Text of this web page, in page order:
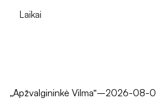
Laikai
„Apžvalgininkė Vilma“–2026-08-